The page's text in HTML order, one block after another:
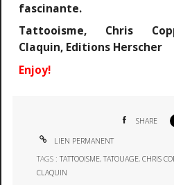
fascinante.
Tattooisme, Chris
Claquin, Editions Herscher
Enjoy!
SHARE
LIEN PERMANENT
TAGS :TATTOOISME,TATOUAGE,CHRIS
CLAQUIN